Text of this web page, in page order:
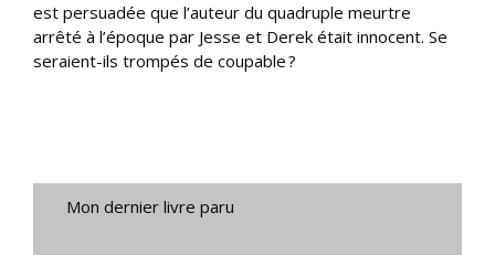
est persuadée que l’auteur du quadruple meurtre
arrêté à l’époque par Jesse et Derek était innocent. Se
seraient-ils trompés de coupable ?
Mon dernier livre paru